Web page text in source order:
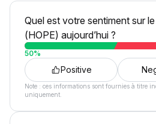
Quel est votre sentiment sur
(HOPE) aujourd’hui ?
50%
Positive
Note : ces informations sont fournies à titre
uniquement.